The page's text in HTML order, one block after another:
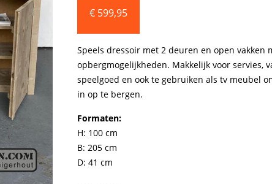
€ 599,95
Speels dressoir met 2 deuren en open vakken
opbergmogelijkheden. Makkelijk voor servies,
speelgoed en ook te gebruiken als tv meubel
in op te bergen.
Formaten:
H: 100 cm
B: 205 cm
D: 41 cm